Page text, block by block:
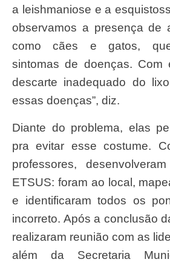
a leishmaniose e a
observamos a presença de
como cães e gatos, que
sintomas de doenças. Com
descarte inadequado do
essas doenças”, diz.
Diante do problema, elas pensaram em algo
pra evitar esse costume.
professores,
ETSUS: foram ao local,
e identificaram todos os
incorreto. Após a conclusão
realizaram reunião com as
além da Secretaria